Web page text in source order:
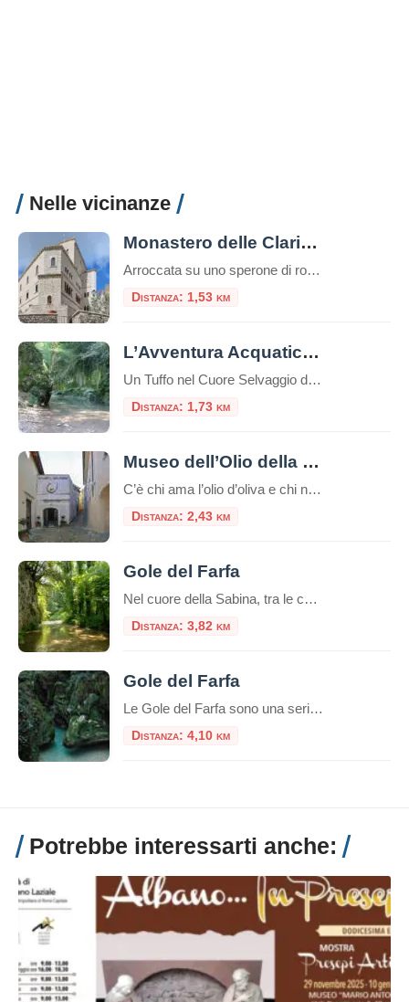
Nelle vicinanze
Monastero delle Clarisse Eremite di Santa Maria della Provvidenza
Arroccata su uno sperone di roccia che domina la valle del Tevere, Fara in Sabina è un gioiello medievale della provincia di Rieti. Ma oltre i suoi vicoli pittoreschi e i panorami mozzafiato, il borgo custodisce un luogo dove il tempo sembra essersi fermato, un’isola di profonda spiritualità: il Monastero delle Clarisse Eremite di Santa […]
Distanza: 1,53 km
L’Avventura Acquatica de “I 30 Guadi sul Farfa”
Un Tuffo nel Cuore Selvaggio della Sabina Un’escursione che è un’immersione totale nella natura, un percorso avventuroso con i piedi costantemente a mollo nelle acque limpide di uno dei fiumi più affascinanti del Lazio. L’itinerario conosciuto come “I 30 Guadi sul Farfa” (o, più propriamente, “dei 30 Guadi”) offre un’esperienza unica e rigenerante, snodandosi da […]
Distanza: 1,73 km
Museo dell’Olio della Sabina
C’è chi ama l’olio d’oliva e chi non ne può fare a meno. Per tutti loro, c’è un posto speciale in cui andare: il Museo dell’Olio della Sabina. Immaginatevi un luogo antico, in cui gli antichi mestieri vengono ancora praticati con orgoglio. Un luogo dove si può apprendere la storia e la cultura di una […]
Distanza: 2,43 km
Gole del Farfa
Nel cuore della Sabina, tra le colline verdi del Lazio, si nasconde un piccolo gioiello naturale: le Gole del Farfa. Questo angolo incontaminato, scavato nel tempo dall’omonimo fiume, rappresenta una delle mete più affascinanti per gli amanti della natura, del trekking e dell’avventura. Un Paesaggio Suggestivo Le Gole del Farfa si trovano all’interno della Riserva […]
Distanza: 3,82 km
Gole del Farfa
Le Gole del Farfa sono una serie di profonde gole scavate dal fiume Farfa, affluente di sinistra del Tevere, nella regione italiana del Lazio.Questo fiume attraversa una serie di strette e suggestive gole, circondate da pareti rocciose e vegetazione lussureggiante.La zona è nota per la sua bellezza naturale e viene spesso visitata da escursionisti, amanti […]
Distanza: 4,10 km
Potrebbe interessarti anche: